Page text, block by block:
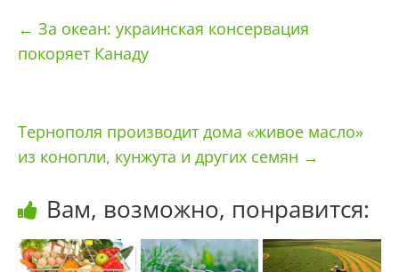
← За океан: украинская консервация
покоряет Канаду
Тернополя производит дома «живое масло»
из конопли, кунжута и других семян →
Вам, возможно, понравится: